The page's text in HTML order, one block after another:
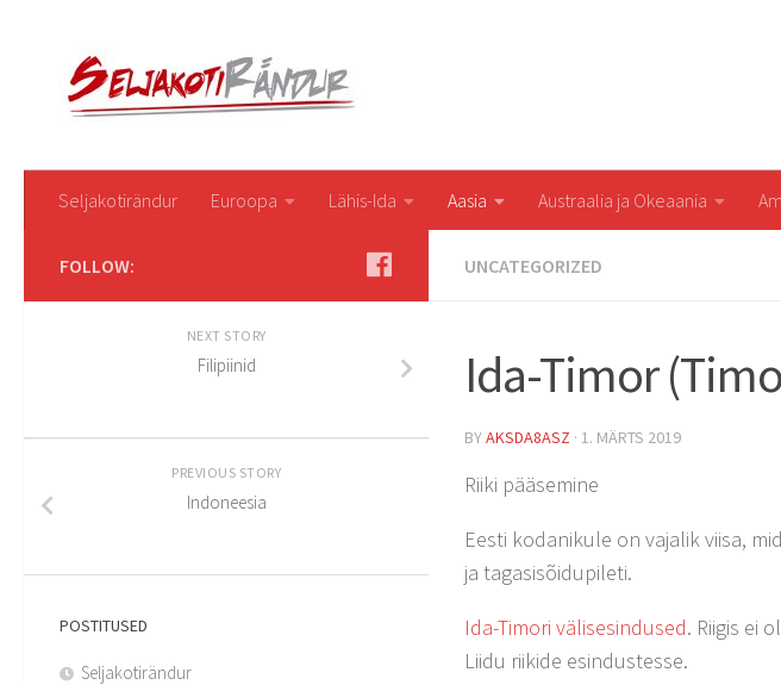
Seljakotirändur Euroopa Lähis-Ida Aasia Austraalia ja Okeaania
UNCATEGORIZED
Ida-Timor
BYAKSDA8ASZ · 1. MÄRTS 2019
Riiki pääsemine
Eesti kodanikule on vajalik viisa,
ja tagasisõidupileti.
Ida-Timori välisesindused. Riigis ei
Liidu riikide esindustesse.
FOLLOW:
NEXT STORY
Filipiinid
PREVIOUS STORY
Indoneesia
POSTITUSED
Seljakotirändur